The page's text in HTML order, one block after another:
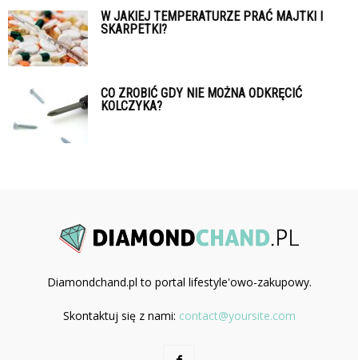
W JAKIEJ TEMPERATURZE PRAĆ MAJTKI I
SKARPETKI?
CO ZROBIĆ GDY NIE MOŻNA ODKRĘCIĆ
KOLCZYKA?
Diamondchand.pl to portal lifestyle'owo-zakupowy.
Skontaktuj się z nami: contact@yoursite.com